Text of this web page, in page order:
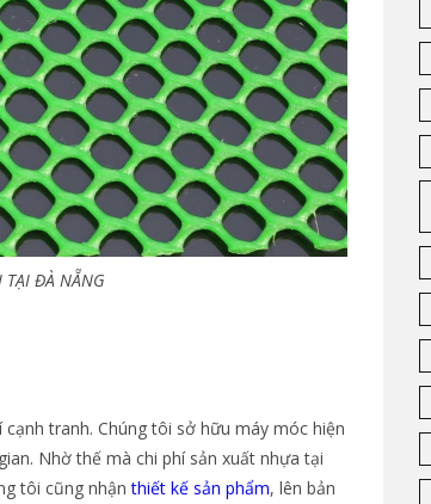
TẠI ĐÀ NẴNG
cạnh tranh. Chúng tôi sở hữu máy móc hiện
Nhờ thế mà chi phí sản xuất nhựa tại
tôi cũng nhậnthiết kế sản phẩm, lên bản